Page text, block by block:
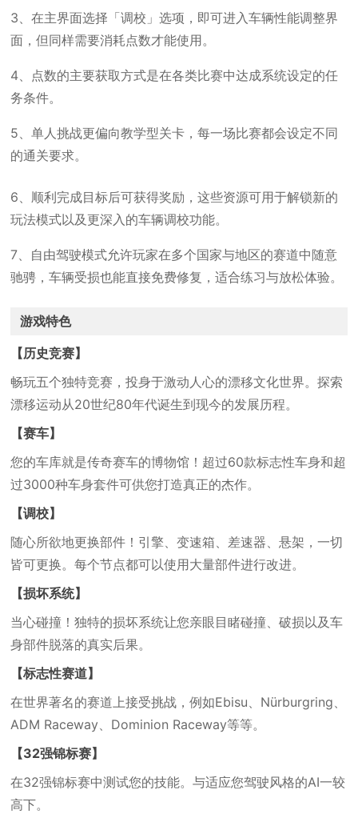
3、在主界面选择「调校」选项，即可进入车辆性能调整界
面，但同样需要消耗点数才能使用。
4、点数的主要获取方式是在各类比赛中达成系统设定的任
务条件。
5、单人挑战更偏向教学型关卡，每一场比赛都会设定不同
的通关要求。
6、顺利完成目标后可获得奖励，这些资源可用于解锁新的
玩法模式以及更深入的车辆调校功能。
7、自由驾驶模式允许玩家在多个国家与地区的赛道中随意
驰骋，车辆受损也能直接免费修复，适合练习与放松体验。
游戏特色
【历史竞赛】
畅玩五个独特竞赛，投身于激动人心的漂移文化世界。探索
漂移运动从20世纪80年代诞生到现今的发展历程。
【赛车】
您的车库就是传奇赛车的博物馆！超过60款标志性车身和超
过3000种车身套件可供您打造真正的杰作。
【调校】
随心所欲地更换部件！引擎、变速箱、差速器、悬架，一切
皆可更换。每个节点都可以使用大量部件进行改进。
【损坏系统】
当心碰撞！独特的损坏系统让您亲眼目睹碰撞、破损以及车
身部件脱落的真实后果。
【标志性赛道】
在世界著名的赛道上接受挑战，例如Ebisu、Nürburgring、
ADM Raceway、Dominion Raceway等等。
【32强锦标赛】
在32强锦标赛中测试您的技能。与适应您驾驶风格的AI一较
高下。